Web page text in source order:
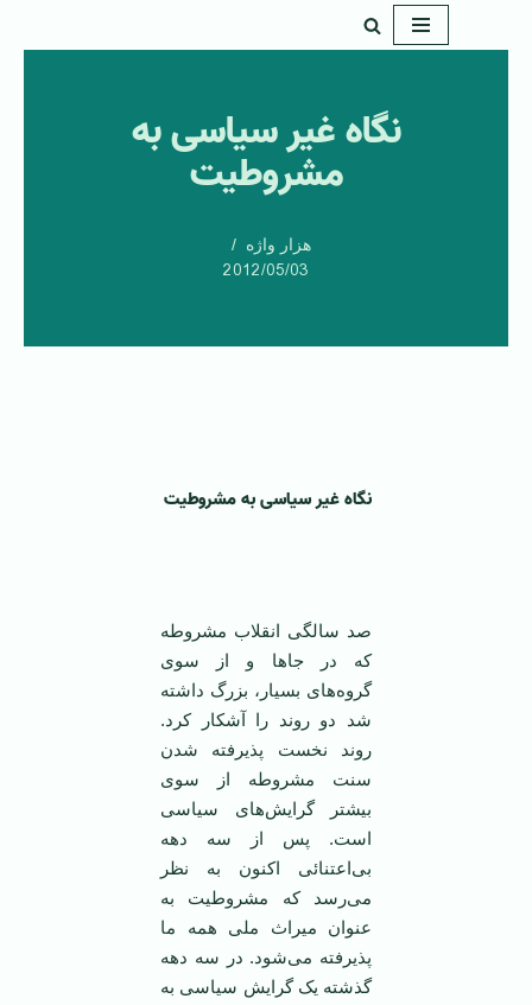
نگاه غير سياسی به
مشروطيت
هزار واژه
2012/05/03
نگاه غير سياسی به مشروطيت
صد سالگی انقلاب مشروطه
که در جاها و از سوی
گروه‌های بسيار، بزرگ داشته
شد دو روند را آشکار کرد.
روند نخست پذيرفته شدن
سنت مشروطه از سوی
بيشتر گرايش‌های سياسی
است. پس از سه دهه
بی‌اعتنائی اکنون به نظر
می‌رسد که مشروطيت به
عنوان ميراث ملی همه ما
پذيرفته می‌شود. در سه دهه
گذشته يک گرايش سياسی به